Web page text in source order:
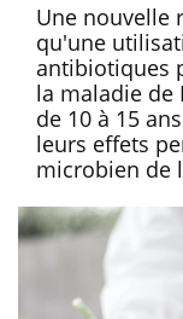
Une nouvelle
qu'une
antibiotiques
la maladie de
de 10 à 15
leurs effets
microbien de